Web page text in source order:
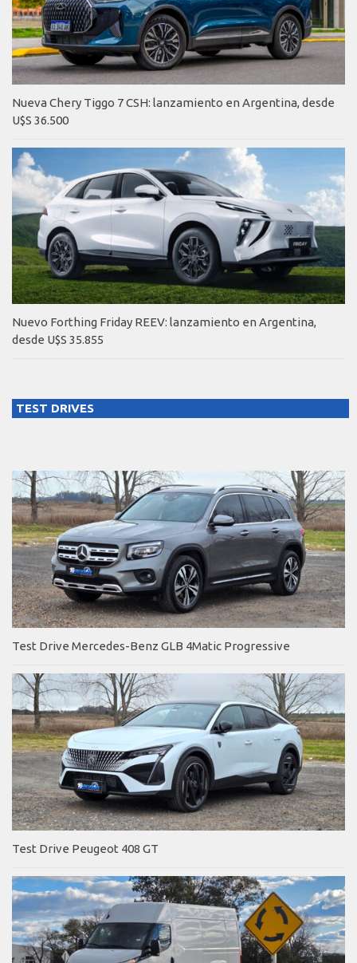
Nueva Chery Tiggo 7 CSH: lanzamiento en Argentina, desde
U$S 36.500
Nuevo Forthing Friday REEV: lanzamiento en Argentina,
desde U$S 35.855
TEST DRIVES
Test Drive Mercedes-Benz GLB 4Matic Progressive
Test Drive Peugeot 408 GT